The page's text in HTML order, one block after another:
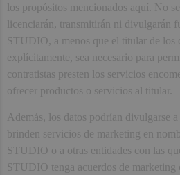
los propósitos mencionados aquí. No se
licenciarán, transmitirán ni divulgarán
STUDIO, a menos que el titular de los
explícitamente, sea necesario para
contratistas presten los servicios
ofrecer productos o servicios al titular.
Además, los datos podrían divulgarse
brinden servicios de marketing en
STUDIO o a otras entidades con las
STUDIO tenga acuerdos de marketing